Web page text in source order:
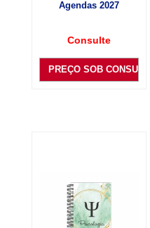
Agendas 2027
Consulte
PREÇO SOB CONSULTA